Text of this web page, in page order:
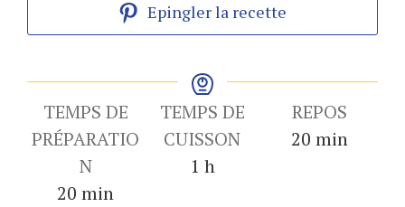
Epingler la recette
TEMPS DE
PRÉPARATIO
N
20 minutes
min
TEMPS DE
CUISSON
1 heure
h
REPOS
20minutes
min